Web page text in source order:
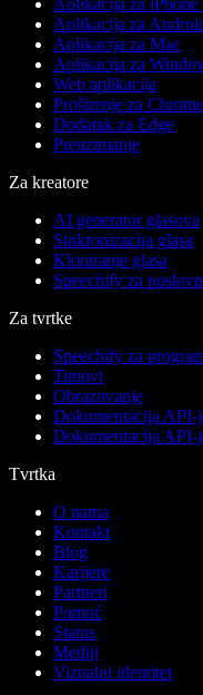
Aplikacija za iPhone
Aplikacija za
Aplikacija za Mac
Aplikacija za
Web aplikacija
Proširenje za Chrome
Dodatak za Edge
Preuzimanje
Za kreatore
AI generator glasova
Sinkronizacija glasa
Kloniranje glasa
Speechify za
Za tvrtke
Speechify za
Timovi
Obrazovanje
Dokumentacija API-
Dokumentacija API-
Tvrtka
O nama
Kontakt
Blog
Karijere
Partneri
Pomoć
Status
Mediji
Vizualni identitet